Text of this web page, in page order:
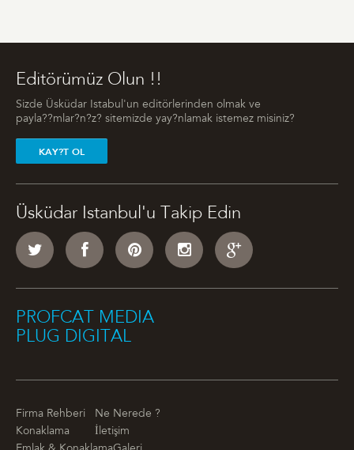
Editörümüz Olun !!
Sizde Üsküdar Istabul'un editörlerinden olmak ve
payla??mlar?n?z? sitemizde yay?nlamak istemez misiniz?
KAY?T OL
Üsküdar Istanbul'u Takip Edin
PROFCAT MEDIA
PLUG DIGITAL
Firma Rehberi
Ne Nerede ?
Konaklama
İletişim